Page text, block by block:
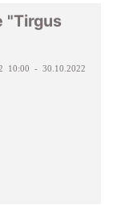
"Tirgus
10:00 - 30.10.2022